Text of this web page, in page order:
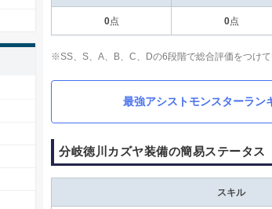
0点 0点
※SS、S、A、B、C、Dの6段階で総合評価をつけ
最強アシストモンスターラン
分岐徳川カズヤ装備の簡易ステータス
スキル